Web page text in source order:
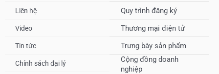
Liên hệ
Video
Tin tức
Chính sách đại lý
Quy trình đăng ký
Thương mại điện tử
Trưng bày sản phẩm
Cộng đồng doanh
nghiệp